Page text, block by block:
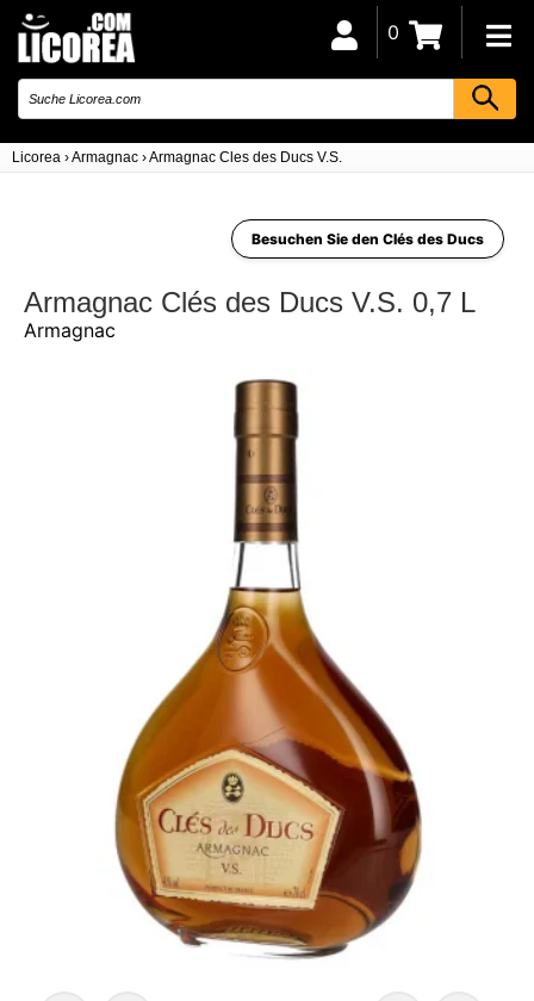
Licorea ›Armagnac ›Armagnac Cles des Ducs V.S.
0
Besuchen Sie den Clés des Ducs
Armagnac Clés des Ducs V.S. 0,7 L
Armagnac